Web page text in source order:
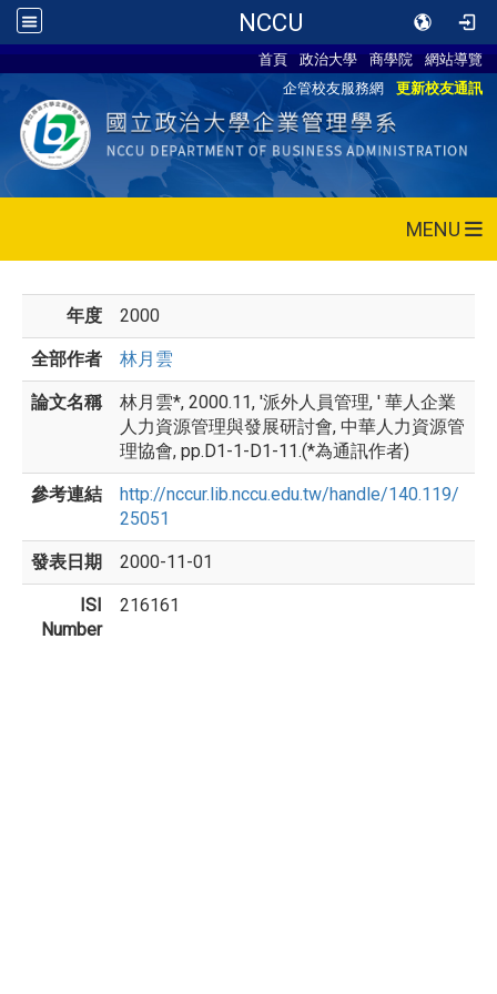
NCCU
首頁 政治大學 商學院
網站導覽
企管校友服務網
更新校友通訊
MENU
年度 2000
全部作者 林月雲
論文名稱
林月雲*, 2000.11, '派外人員管理, ' 華人企業
人力資源管理與發展研討會, 中華人力資源管
理協會, pp.D1-1-D1-11.(*為通訊作者)
參考連結
http://nccur.lib.nccu.edu.tw/handle/140.119/
25051
發表日期 2000-11-01
ISI
Number
216161